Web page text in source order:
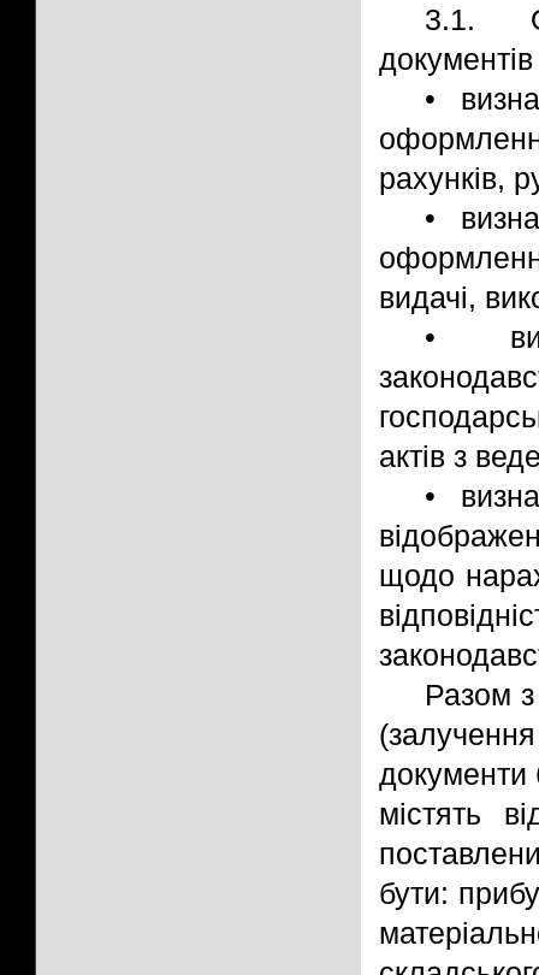
3.1.
•
рахунків,
•
видачі,
•
актів з
•
щодо
Разом
документи
містять
бути: